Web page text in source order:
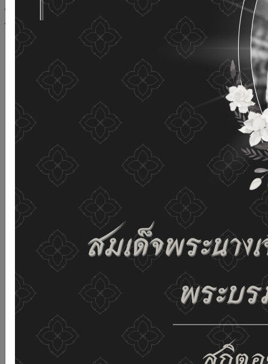
Turn off voice reading
Site map
This website uses cookies (Cookies)
The Department of Older Persons Affairs
values ​​your
personal information for the purpose of developing
and improving the website. If you use this website
without changing any settings it means that you agree
to receive cookies on the website and our privacy
policy.
See details Accept all
02-659-6811 saraban@dop.mail.go.th
Change display settings
CCC